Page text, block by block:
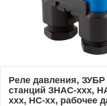
Реле давления,
станций ЗНАС-ххх,
ххх, НС-хх, рабочее